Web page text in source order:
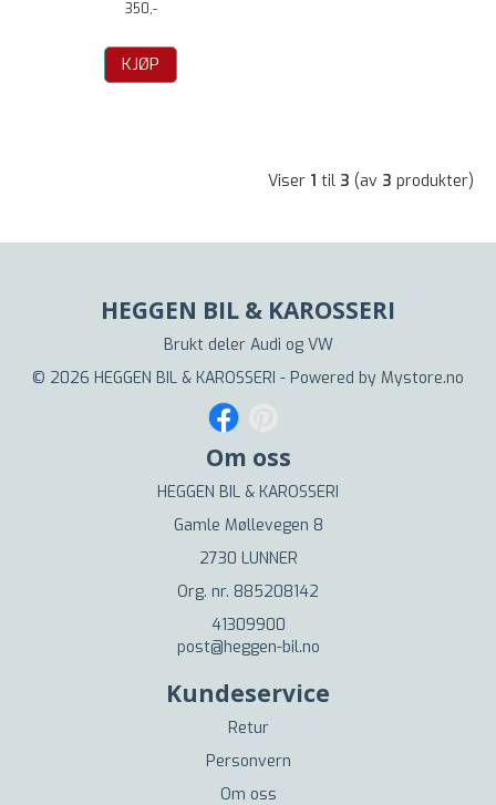
350,-
KJØP
Viser 1 til 3 (av 3 produkter)
HEGGEN BIL & KAROSSERI
Brukt deler Audi og VW
© 2026 HEGGEN BIL & KAROSSERI - Powered by Mystore.no
Om oss
HEGGEN BIL & KAROSSERI
Gamle Møllevegen 8
2730 LUNNER
Org. nr. 885208142
41309900
post@heggen-bil.no
Kundeservice
Retur
Personvern
Om oss